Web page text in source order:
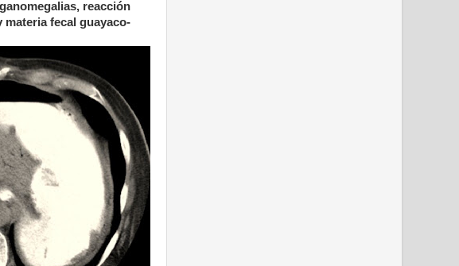
reacción
fecal guayaco-